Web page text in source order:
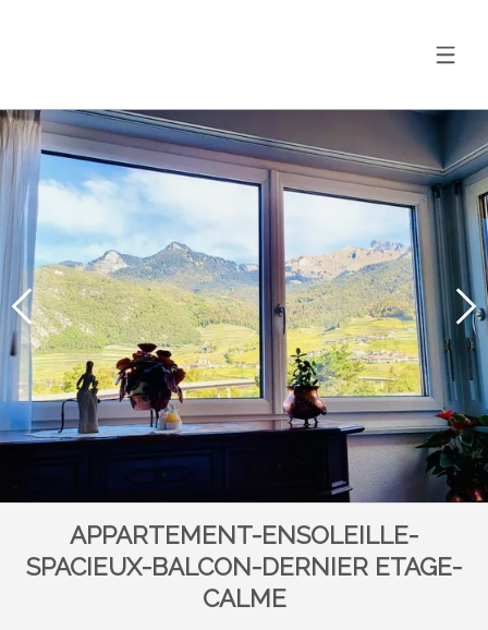
APPARTEMENT-ENSOLEILLE-
SPACIEUX-BALCON-DERNIER ETAGE-
CALME